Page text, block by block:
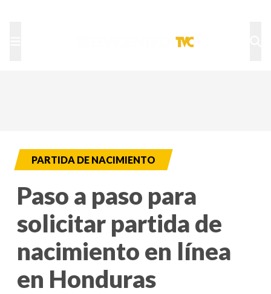
PARTIDA DE NACIMIENTO
Paso a paso para
solicitar partida de
nacimiento en línea
en Honduras